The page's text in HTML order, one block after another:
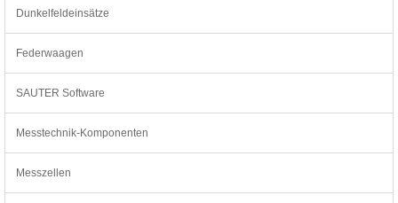
Dunkelfeldeinsätze
Federwaagen
SAUTER Software
Messtechnik-Komponenten
Messzellen